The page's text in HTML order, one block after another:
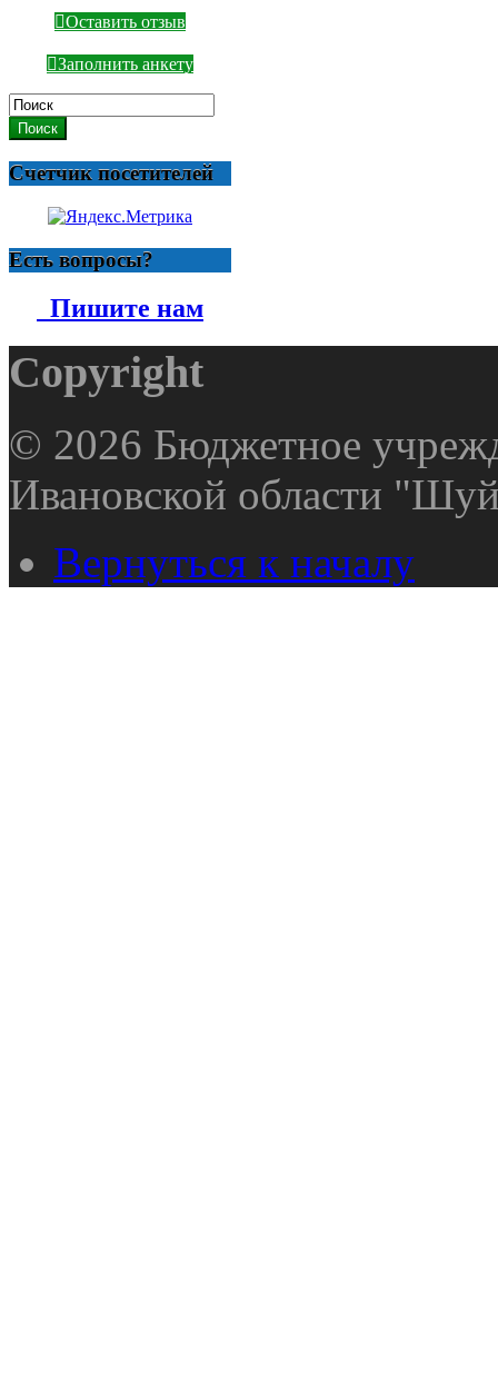
Оставить отзыв
Заполнить анкету
Поиск
Счетчик посетителей
Есть вопросы?
Пишите нам
Copyright
© 2026 Бюджетное
Ивановской области
Вернуться к началу